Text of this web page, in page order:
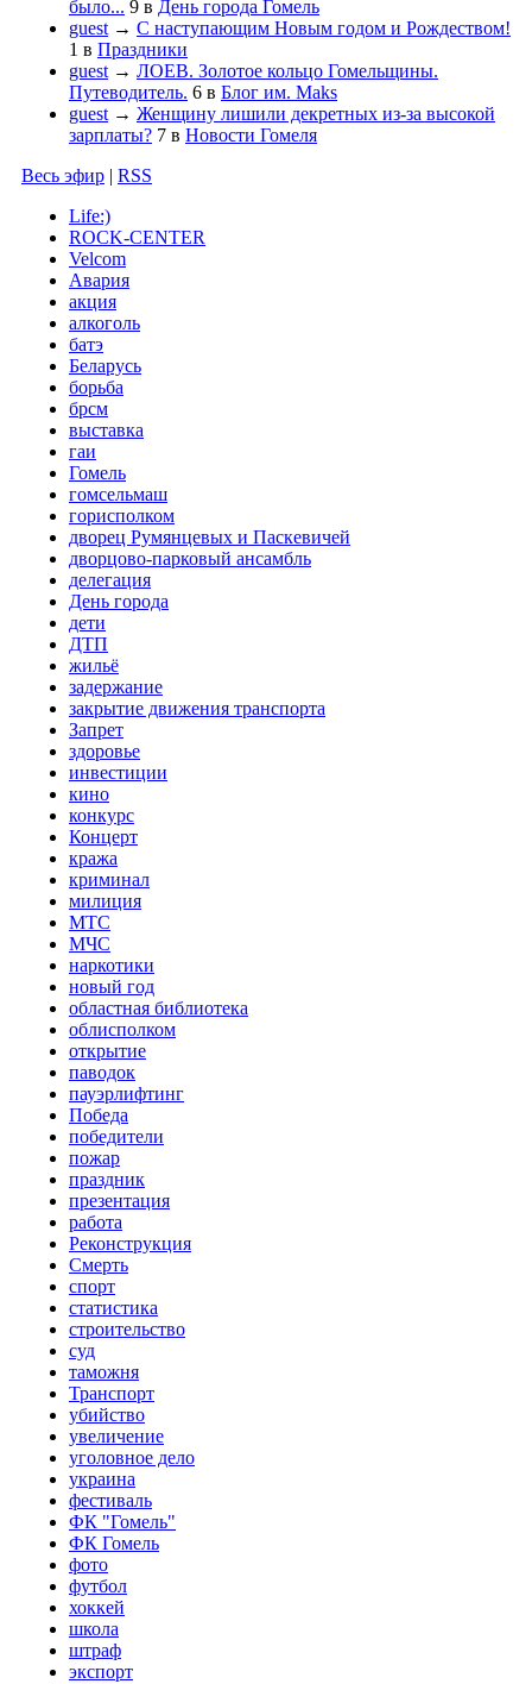
было... 9 в День города Гомель
guest → С наступающим Новым годом и Рождеством!
1 в Праздники
guest → ЛОЕВ. Золотое кольцо Гомельщины.
Путеводитель. 6 в Блог им. Maks
guest → Женщину лишили декретных из-за высокой
зарплаты? 7 в Новости Гомеля
Весь эфир | RSS
Life:)
ROCK-CENTER
Velcom
Авария
акция
алкоголь
батэ
Беларусь
борьба
брсм
выставка
гаи
Гомель
гомсельмаш
горисполком
дворец Румянцевых и Паскевичей
дворцово-парковый ансамбль
делегация
День города
дети
ДТП
жильё
задержание
закрытие движения транспорта
Запрет
здоровье
инвестиции
кино
конкурс
Концерт
кража
криминал
милиция
МТС
МЧС
наркотики
новый год
областная библиотека
облисполком
открытие
паводок
пауэрлифтинг
Победа
победители
пожар
праздник
презентация
работа
Реконструкция
Смерть
спорт
статистика
строительство
суд
таможня
Транспорт
убийство
увеличение
уголовное дело
украина
фестиваль
ФК "Гомель"
ФК Гомель
фото
футбол
хоккей
школа
штраф
экспорт